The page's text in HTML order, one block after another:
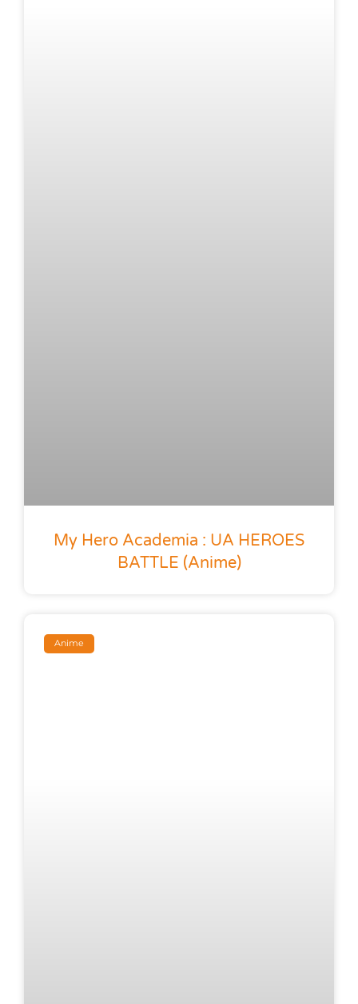
My Hero Academia : UA HEROES
BATTLE (anime)
Anime